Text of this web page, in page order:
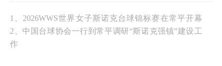
1、2026WWS世界女子斯诺克台球锦标赛在常平开幕
2、中国台球协会一行到常平调研“斯诺克强镇”建设工
作